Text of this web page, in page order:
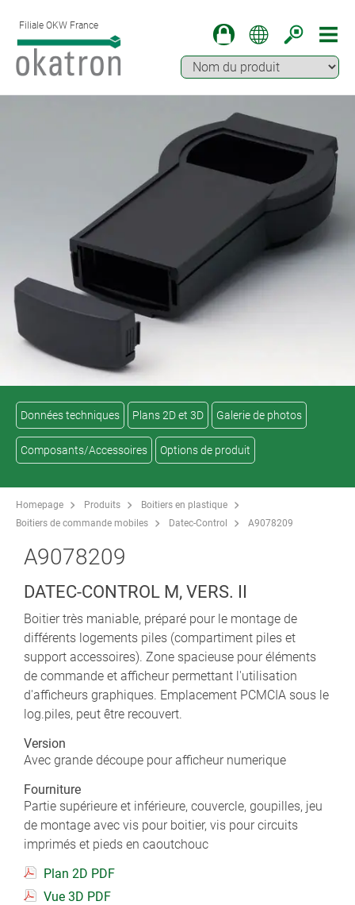
Filiale OKW France
Données techniques Plans 2D et 3D Galerie de photos
Composants/Accessoires Options de produit
Homepage Produits
Boitiers en plastique
Boitiers de commande mobiles
Datec-Control A9078209
A9078209
DATEC-CONTROL M, VERS. II
Boitier très maniable, préparé pour le montage de
différents logements piles (compartiment piles et
support accessoires). Zone spacieuse pour éléments
de commande et afficheur permettant l'utilisation
d'afficheurs graphiques. Emplacement PCMCIA sous le
log.piles, peut être recouvert.
Version
Avec grande découpe pour afficheur numerique
Fourniture
Partie supérieure et inférieure, couvercle, goupilles, jeu
de montage avec vis pour boitier, vis pour circuits
imprimés et pieds en caoutchouc
Plan 2D PDF
Vue 3D PDF